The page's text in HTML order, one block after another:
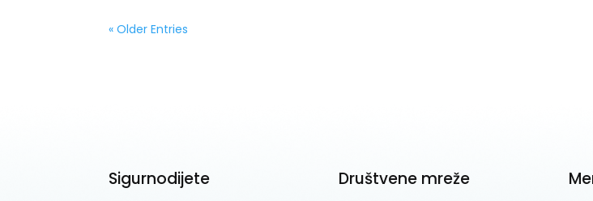
« Older Entries
Sigurnodijete Društvene mreže